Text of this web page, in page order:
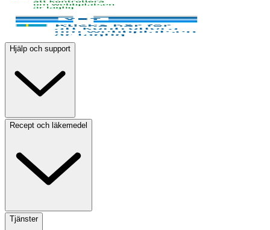
Hjälp och support
Recept och läkemedel
Tjänster